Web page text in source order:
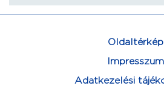
Oldaltérkép
Impresszum
Adatkezelési